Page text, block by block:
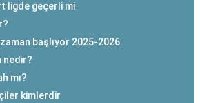
ligde geçerli mi
başlıyor 2025-2026
nedir?
mı?
kimlerdir